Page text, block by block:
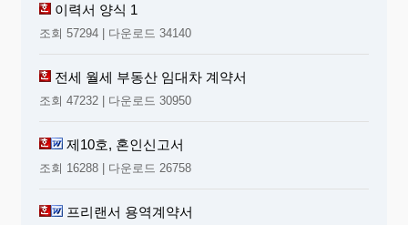
이력서 양식 1
조회 57294 | 다운로드 34140
전세 월세 부동산 임대차 계약서
조회 47232 | 다운로드 30950
제10호, 혼인신고서
조회 16288 | 다운로드 26758
프리랜서 용역계약서